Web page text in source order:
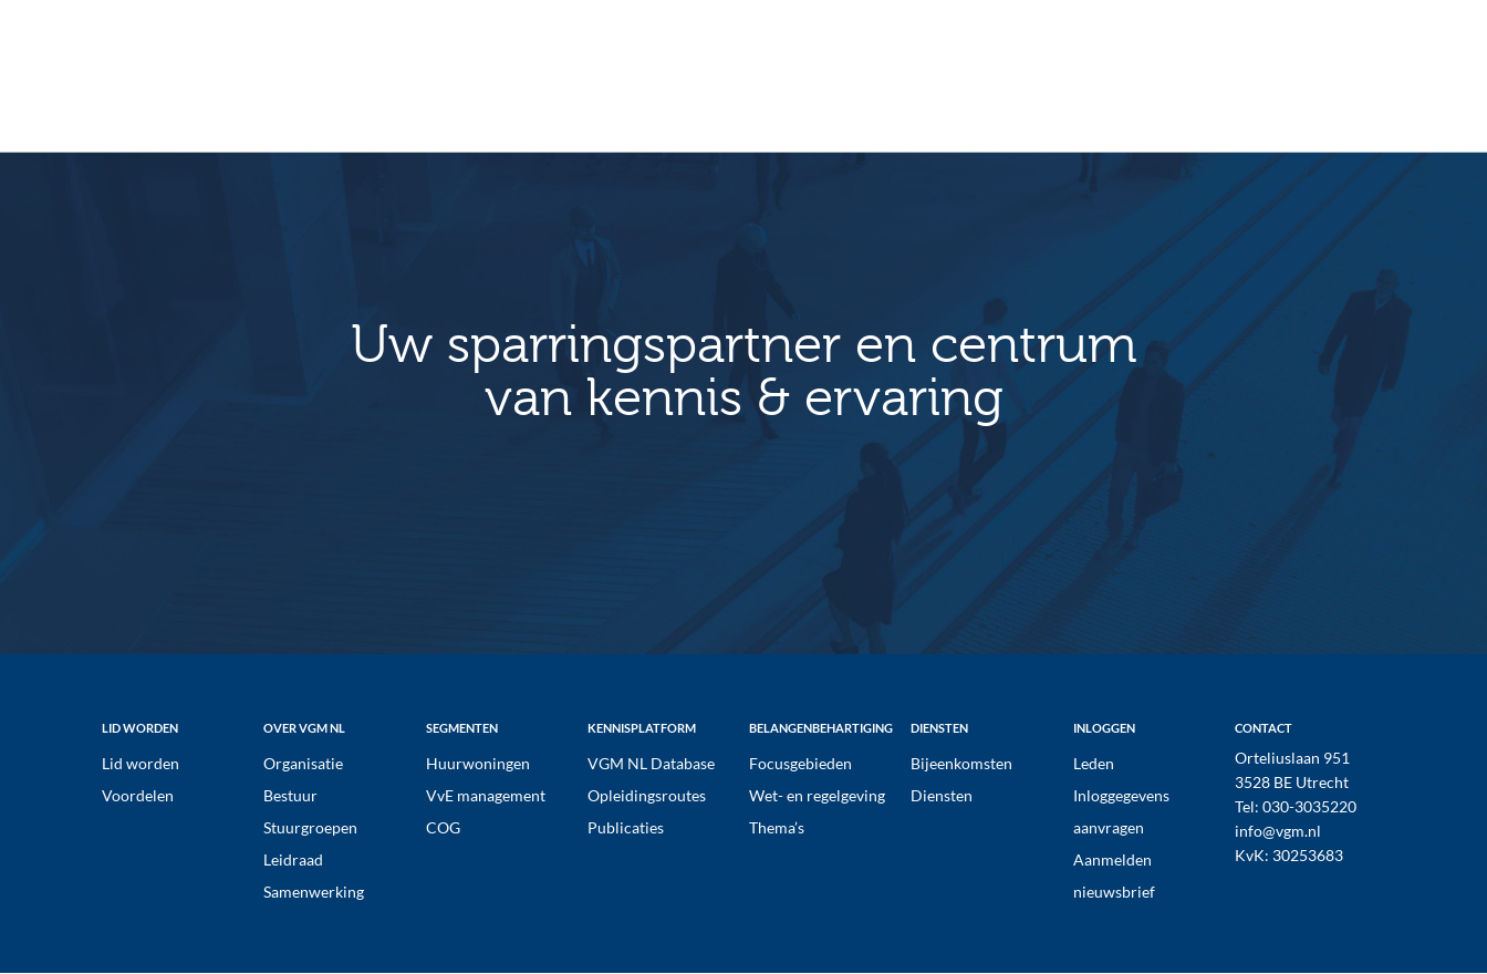
Uw sparringspartner en centrum
van kennis & ervaring
LID WORDEN
Lid worden
Voordelen
OVER VGM NL
Organisatie
Bestuur
Stuurgroepen
Leidraad
Samenwerking
SEGMENTEN
Huurwoningen
VvE management
COG
KENNISPLATFORM
VGM NL Database
Opleidingsroutes
Publicaties
BELANGENBEHARTIGING
Focusgebieden
Wet- en regelgeving
Thema’s
DIENSTEN
Bijeenkomsten
Diensten
INLOGGEN
Leden
Inloggegevens
aanvragen
Aanmelden
nieuwsbrief
CONTACT
Orteliuslaan 951
3528 BE Utrecht
Tel: 030-3035220
info@vgm.nl
KvK: 30253683